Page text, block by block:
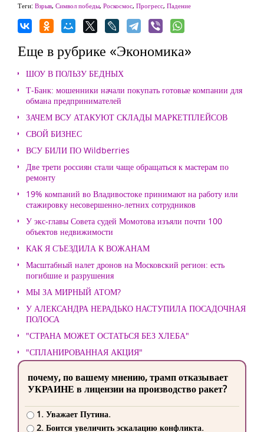
Теги: Взрыв, Символ победы, Роскосмос, Прогресс, Падение
Еще в рубрике «Экономика»
ШОУ В ПОЛЬЗУ БЕДНЫХ
Т-Банк: мошенники начали покупать готовые компании для
обмана предпринимателей
ЗАЧЕМ ВСУ АТАКУЮТ СКЛАДЫ МАРКЕТПЛЕЙСОВ
СВОЙ БИЗНЕС
ВСУ БИЛИ ПО Wildberries
Две трети россиян стали чаще обращаться к мастерам по
ремонту
19% компаний во Владивостоке принимают на работу или
стажировку несовершенно-летних сотрудников
У экс-главы Совета судей Момотова изъяли почти 100
объектов недвижимости
КАК Я СЪЕЗДИЛА К ВОЖАНАМ
Масштабный налет дронов на Московский регион: есть
погибшие и разрушения
МЫ ЗА МИРНЫЙ АТОМ?
У АЛЕКСАНДРА НЕРАДЬКО НАСТУПИЛА ПОСАДОЧНАЯ
ПОЛОСА
"СТРАНА МОЖЕТ ОСТАТЬСЯ БЕЗ ХЛЕБА"
"СПЛАНИРОВАННАЯ АКЦИЯ"
почему, по вашему мнению, трамп отказывает
УКРАИНЕ в лицензии на производство ракет?
1. Уважает Путина.
2. Боится увеличить эскалацию конфликта.